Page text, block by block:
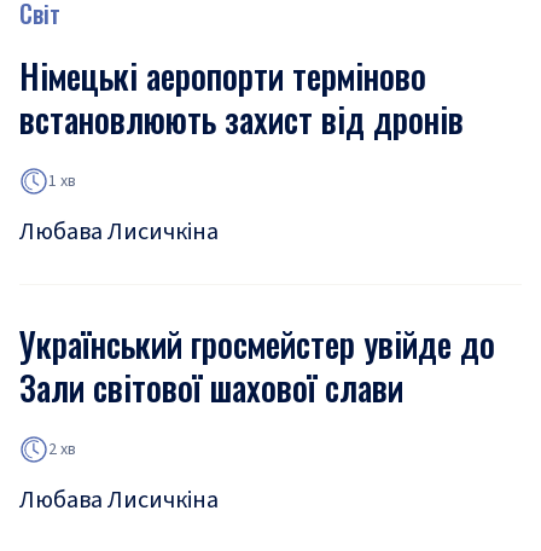
Світ
Німецькі аеропорти терміново
встановлюють захист від дронів
1 хв
Любава Лисичкіна
Український гросмейстер увійде до
Зали світової шахової слави
2 хв
Любава Лисичкіна